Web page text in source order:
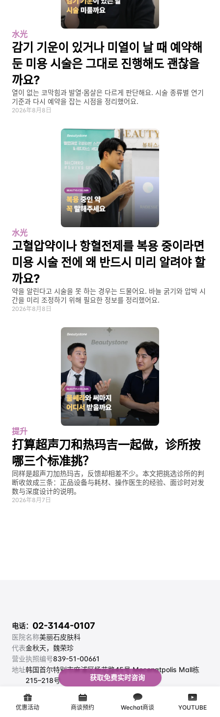
水光
감기 기운이 있거나 미열이 날 때 예약해
둔 미용 시술은 그대로 진행해도 괜찮을
까요?
열이 없는 코막힘과 발열·몸살은 다르게 판단해요. 시술 종류별 연기
기준과 다시 예약을 잡는 시점을 정리했어요.
2026年8月8日
水光
고혈압약이나 항혈전제를 복용 중이라면
미용 시술 전에 왜 반드시 미리 알려야 할
까요?
약을 알린다고 시술을 못 하는 경우는 드물어요. 바늘 굵기와 압박 시
간을 미리 조정하기 위해 필요한 정보를 정리했어요.
2026年8月8日
提升
打算超声刀和热玛吉一起做，诊所按
哪三个标准挑？
同样是超声刀加热玛吉，反馈却相差不少。本文把挑选诊所的判
断收敛成三条：正品设备与耗材、操作医生的经验、面诊时对发
数与深度设计的说明。
2026年8月7日
医院名称美丽石皮肤科
代表金秋天，魏荣珍
营业执照编号839-51-00661
地址韩国首尔特别市麻浦区杨花路45号 Mecenatpolis Mall栋
215–218号
诊疗时间
周一至周五：10:30-20:30
周六/周日/节假日：10:30-17:00
电话： 02-3144-0107
优惠活动 商谈预约 Wechat商谈 YOUTUBE
获取免费实时咨询